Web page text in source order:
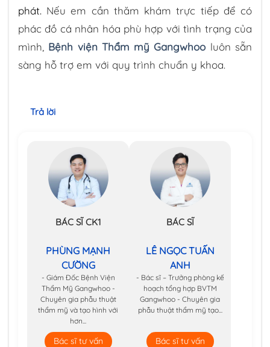
phát. Nếu em cần thăm khám trực tiếp để có
phác đồ cá nhân hóa phù hợp với tình trạng của
mình, Bệnh viện Thẩm mỹ Gangwhoo luôn sẵn
sàng hỗ trợ em với quy trình chuẩn y khoa.
Trả lời
BÁC SĨ CK1
PHÙNG MẠNH
CƯỜNG
- Giám Đốc Bệnh Viện
Thẩm Mỹ Gangwhoo -
Chuyên gia phẫu thuật
thẩm mỹ và tạo hình với
hơn...
Bác sĩ tư vấn
BÁC SĨ
LÊ NGỌC TUẤN
ANH
- Bác sĩ – Trưởng phòng kế
hoạch tổng hợp BVTM
Gangwhoo - Chuyên gia
phẫu thuật thẩm mỹ tạo...
Bác sĩ tư vấn